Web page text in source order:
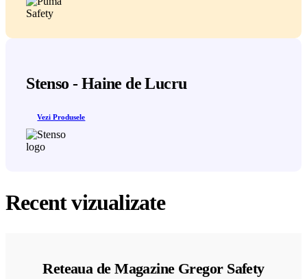
Stenso - Haine de Lucru
Vezi Produsele
Recent vizualizate
Reteaua de Magazine Gregor Safety